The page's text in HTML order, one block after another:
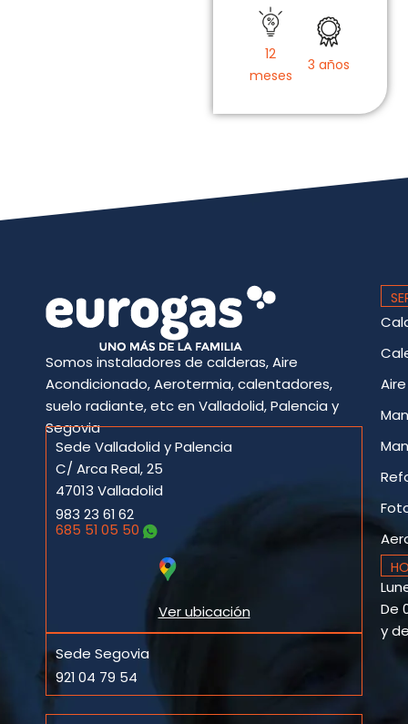
12
meses
3 años
Somos instaladores de calderas, Aire
Acondicionado, Aerotermia, calentadores,
suelo radiante, etc en Valladolid, Palencia y
Segovia
Sede Valladolid y Palencia
C/ Arca Real, 25
47013 Valladolid
983 23 61 62
685 51 05 50
Ver ubicación
Sede Segovia
921 04 79 54
De
y